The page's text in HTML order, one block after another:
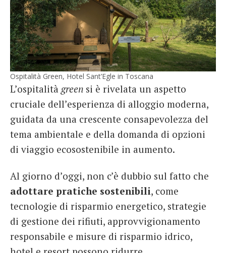
Ospitalità Green, Hotel Sant’Egle in Toscana
L’ospitalità green si è rivelata un aspetto
cruciale dell’esperienza di alloggio moderna,
guidata da una crescente consapevolezza del
tema ambientale e della domanda di opzioni
di viaggio ecosostenibile in aumento.
Al giorno d’oggi, non c’è dubbio sul fatto che
adottare pratiche sostenibili, come
tecnologie di risparmio energetico, strategie
di gestione dei rifiuti, approvvigionamento
responsabile e misure di risparmio idrico,